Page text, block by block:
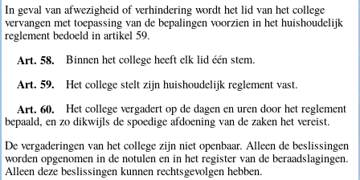
In geval van afwezigheid of verhindering wordt het lid van het college
vervangen met toepassing van de bepalingen voorzien in het huishoudelijk
reglement bedoeld in artikel 59.
Art. 58. Binnen het college heeft elk lid één stem.
Art. 59. Het college stelt zijn huishoudelijk reglement vast.
Art. 60.
Het college vergadert op de dagen en uren door het reglement
bepaald, en zo dikwijls de spoedige afdoening van de zaken het vereist.
De vergaderingen van het college zijn niet openbaar. Alleen de beslissingen
worden opgenomen in de notulen en in het register van de beraadslagingen.
Alleen deze beslissingen kunnen rechtsgevolgen hebben.